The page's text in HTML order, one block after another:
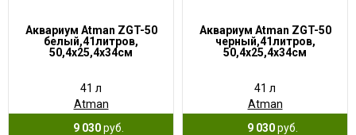
Аквариум Atman ZGT-50
белый,41литров,
50,4х25,4х34см
41 л
Atman
9 030руб.
Аквариум Atman ZGT-50
черный,41литров,
50,4х25,4х34см
41 л
Atman
9 030руб.